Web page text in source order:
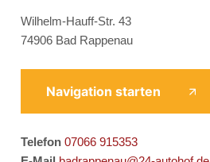
Wilhelm-Hauff-Str. 43
74906 Bad Rappenau
Navigation starten
Telefon 07066 915353